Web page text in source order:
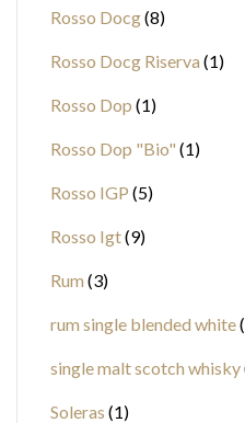
Rosso Docg 8
Rosso Docg Riserva 1
Rosso Dop 1
Rosso Dop "Bio" 1
Rosso IGP 5
Rosso Igt 9
Rum 3
rum single blended white
single malt scotch whisky
Soleras 1